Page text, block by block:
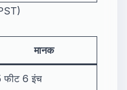
मानक
फीट 6 इंच